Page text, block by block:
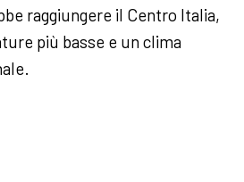
raggiungere il Centro Italia,
più basse e un clima